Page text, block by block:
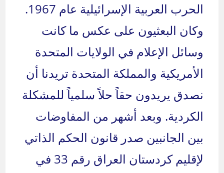
الحرب العربية الإسرائيلية عام 1967.
وكان البعثيون على عكس ما كانت
وسائل الإعلام في الولايات المتحدة
الأمريكية والمملكة المتحدة تريدنا أن
نصدق يريدون حقاً حلاً سلمياً للمشكلة
الكردية. وبعد أشهر من المفاوضات
بين الجانبين صدر قانون الحكم الذاتي
لإقليم كردستان العراق رقم 33 في